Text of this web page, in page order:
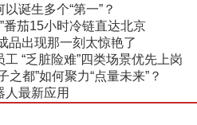
诞生多个“第一”？
番茄15小时冷链直达北京
品出现那一刻太惊艳了
“乏脏险难”四类场景优先上岗
之都”如何聚力“点量未来”？
人最新应用